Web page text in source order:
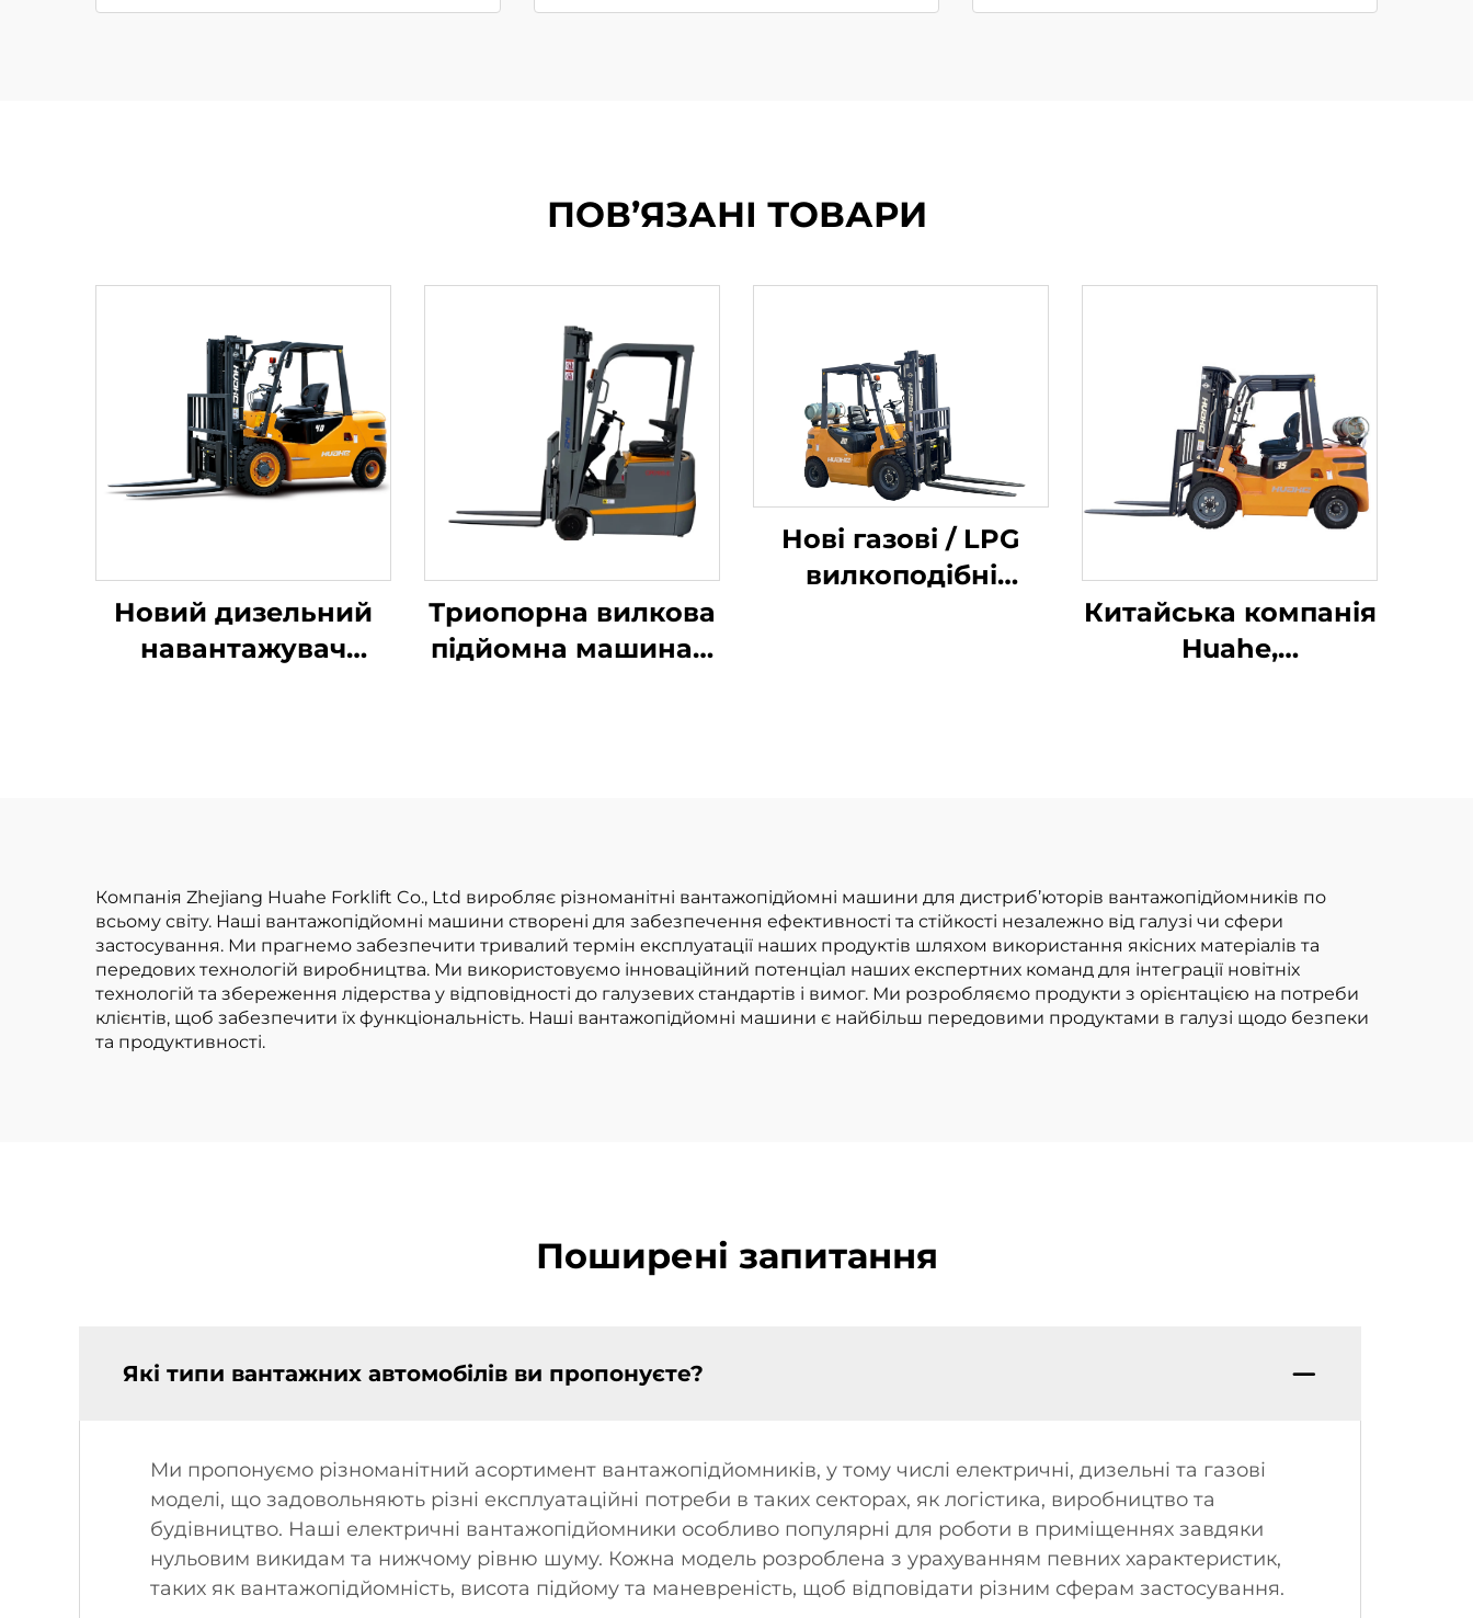
ПОВ’ЯЗАНІ ТОВАРИ
Новий дизельний
навантажувач
Триопорна вилкова
підйомна машина з
Нові газові / LPG
вилкоподібні
Китайська компанія
Huahe,
зрідженому
нафтовому газі
вантажопідйомністю
3,5 т
Компанія Zhejiang Huahe Forklift Co., Ltd виробляє різноманітні вантажопідйомні машини для дистриб’юторів вантажопідйомників по
всьому світу. Наші вантажопідйомні машини створені для забезпечення ефективності та стійкості незалежно від галузі чи сфери
застосування. Ми прагнемо забезпечити тривалий термін експлуатації наших продуктів шляхом використання якісних матеріалів та
передових технологій виробництва. Ми використовуємо інноваційний потенціал наших експертних команд для інтеграції новітніх
технологій та збереження лідерства у відповідності до галузевих стандартів і вимог. Ми розробляємо продукти з орієнтацією на потреби
клієнтів, щоб забезпечити їх функціональність. Наші вантажопідйомні машини є найбільш передовими продуктами в галузі щодо безпеки
та продуктивності.
Поширені запитання
Які типи вантажних автомобілів ви пропонуєте?
Ми пропонуємо різноманітний асортимент вантажопідйомників, у тому числі електричні, дизельні та газові
моделі, що задовольняють різні експлуатаційні потреби в таких секторах, як логістика, виробництво та
будівництво. Наші електричні вантажопідйомники особливо популярні для роботи в приміщеннях завдяки
нульовим викидам та нижчому рівню шуму. Кожна модель розроблена з урахуванням певних характеристик,
таких як вантажопідйомність, висота підйому та маневреність, щоб відповідати різним сферам застосування.